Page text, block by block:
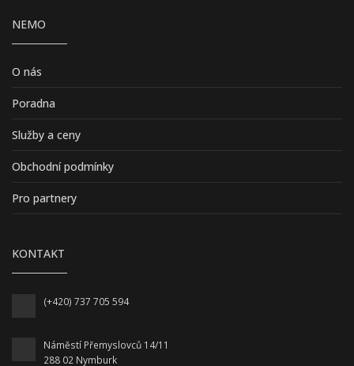
NEMO
O nás
Poradna
Služby a ceny
Obchodní podmínky
Pro partnery
KONTAKT
(+420) 737 705 594
Náměstí Přemyslovců 14/11
288 02 Nymburk